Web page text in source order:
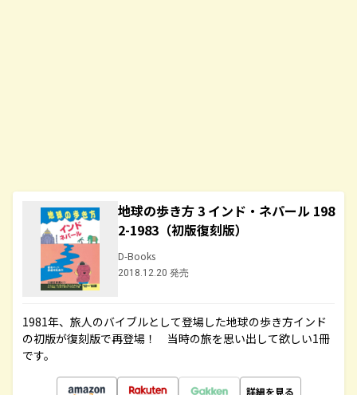
地球の歩き方 3 インド・ネパール 198
2-1983（初版復刻版）
D-Books
2018.12.20 発売
1981年、旅人のバイブルとして登場した地球の歩き方インド
の初版が復刻版で再登場！ 当時の旅を思い出して欲しい1冊
です。
詳細を見る